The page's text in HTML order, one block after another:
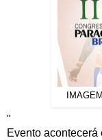
"
Evento acontecerá